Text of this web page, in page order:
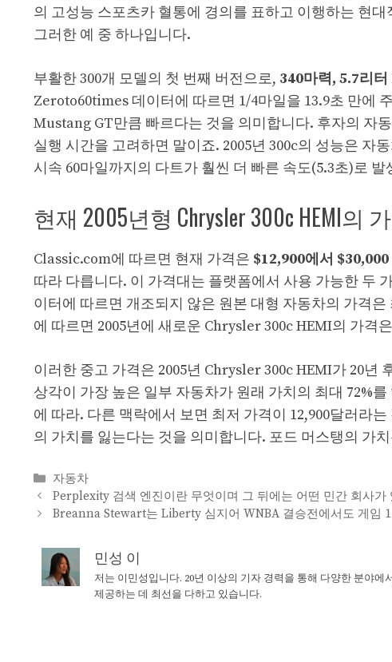
의 고성능 스포츠카 혈통에 경의를 표하고 이행하는 현
그러한 예 중 하나입니다.
부활한 300개 모델의 첫 번째 버전으로, 340마력, 5.7리
Zeroto60times 데이터에 따르면 1/4마일을 13.9초 만에
Mustang GT만큼 빠르다는 것을 의미합니다. 후자의 자
실행 시간을 고려하면 말이죠. 2005년 300c의 성능은 자
시속 60마일까지의 다트가 훨씬 더 빠른 속도(5.3초)로 발
현재 2005년형 Chrysler 300c HEMI의
Classic.com에 따르면 현재 가격은 $12,900에서
따라 다릅니다. 이 가격대는 플랫폼에서 사용 가능한 두
이터에 따르면 개조되지 않은 원본 대형 자동차의 가격
에 따르면 2005년에 새로운 Chrysler 300c HEMI의 가격
이러한 중고 가격은 2005년 Chrysler 300c HEMI가 20년
상각이 가장 높은 일부 자동차가 원래 가치의 최대 72%
에 따라. 다른 맥락에서 보면 최저 가격이 12,900달러라
의 가치를 잃는다는 것을 의미합니다. 포드 머스탱의 가
Categories
자동차
Perplexity 검색 엔진이란 무엇이며 그 뒤에는 어떤 민간 회사가
Breanna Stewart는 Liberty 심지어 WNBA 결승전에서도 게임
민성 이
저는 이민성입니다. 20년 이상의 기자 경력을 통해 다양한 분야
제공하는 데 최선을 다하고 있습니다.